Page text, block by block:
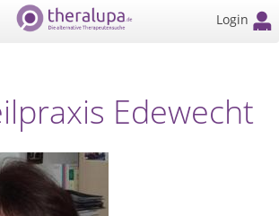
Login
Edewecht